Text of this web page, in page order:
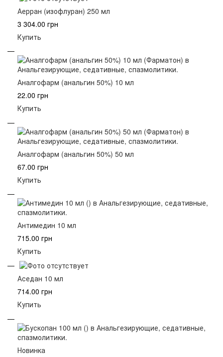
Аерран (изофлуран) 250 мл
3 304.00 грн
Купить
Аналгофарм (анальгин 50%) 10 мл
22.00 грн
Купить
Аналгофарм (анальгин 50%) 50 мл
67.00 грн
Купить
Антимедин 10 мл
715.00 грн
Купить
Аседан 10 мл
714.00 грн
Купить
Новинка